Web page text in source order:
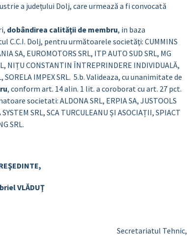
a județului Dolj, care urmează a fi convocată
dobândirea calităţii de membru, in baza
C.C.I. Dolj, pentru următoarele societăţi: CUMMINS
SA, EUROMOTORS SRL, ITP AUTO SUD SRL, MG
NIȚU CONSTANTIN ÎNTREPRINDERE INDIVIDUALĂ,
SORELA IMPEX SRL. 5.b. Valideaza, cu unanimitate de
, conform art. 14 alin. 1 lit. a coroborat cu art. 27 pct.
societati: ALDONA SRL, ERPIA SA, JUSTOOLS
SRL, SCA TURCULEANU ȘI ASOCIAȚII, SPIACT
SRL.
VLĂDUŢ
Secretariatul Tehnic,